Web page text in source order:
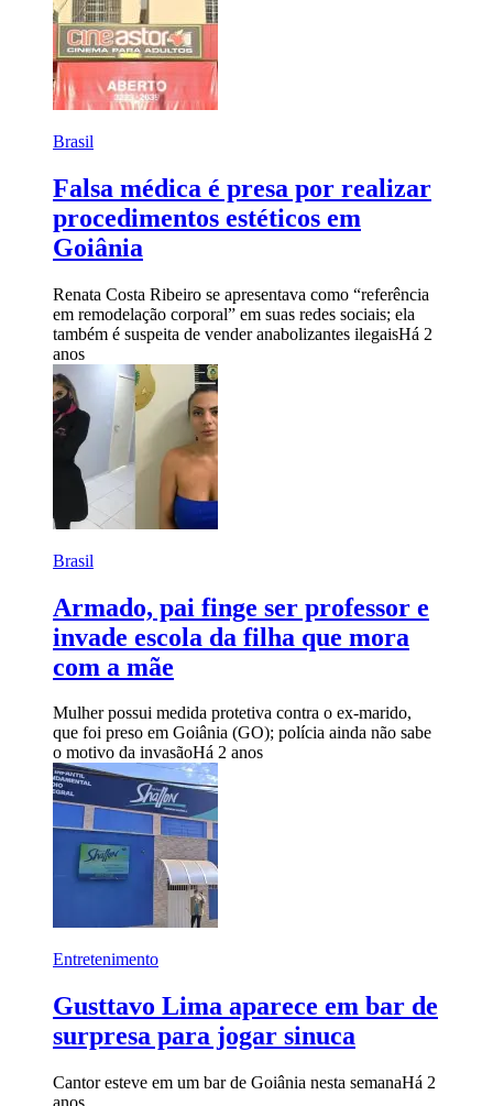
Brasil
Falsa médica é presa por realizar
procedimentos estéticos em
Goiânia
Renata Costa Ribeiro se apresentava como “referência
em remodelação corporal” em suas redes sociais; ela
também é suspeita de vender anabolizantes ilegaisHá 2
anos
Brasil
Armado, pai finge ser professor e
invade escola da filha que mora
com a mãe
Mulher possui medida protetiva contra o ex-marido,
que foi preso em Goiânia (GO); polícia ainda não sabe
o motivo da invasãoHá 2 anos
Entretenimento
Gusttavo Lima aparece em bar de
surpresa para jogar sinuca
Cantor esteve em um bar de Goiânia nesta semanaHá 2